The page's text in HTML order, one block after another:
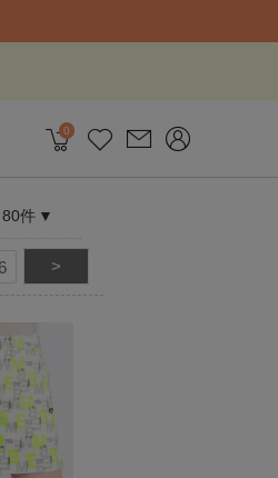
0
80件
6 >